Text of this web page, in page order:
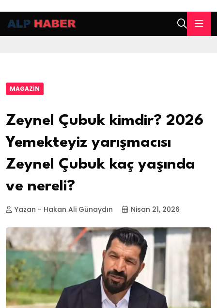
MAGAZIN
Zeynel Çubuk kimdir? 2026
Yemekteyiz yarışmacısı
Zeynel Çubuk kaç yaşında
ve nereli?
Yazan - Hakan Ali Günaydın Nisan 21, 2026